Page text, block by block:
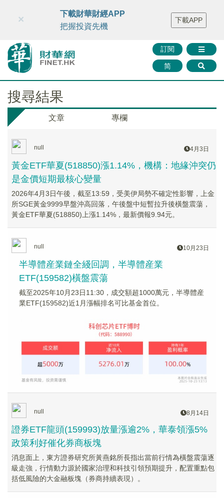
財華智庫網 FINTV FINMETA 財華證券 媒體矩陣
智庫沙龍
聯絡我們
訂閱
简
×
下載財華財經APP
把握投資先機
下載APP
搜尋結果
文章 專欄
null 4月3日
黃金ETF華夏(518850)漲1.14%，機構：地緣沖突仍
是金價短期最核心變量
2026年4月3日午後，截至13:59，受美伊局勢不確定性影響，上金
所SGE黃金9999早盤沖高回落，午後盤中短暫拉升後橫盤震蕩，
黃金ETF華夏(518850)上漲1.14%，最新價報9.94元。
null 10月23日
半導體産業鏈全綫回調，半導體産業
ETF(159582)橫盤震蕩
截至2025年10月23日11:30，成交額超1000萬元，半導體産
業ETF(159582)近1月漲幅排名可比基金首位。
null 8月14日
證券ETF龍頭(159993)放量漲逾2%，華泰領漲5%
政策利好催化券商板塊
消息面上，東方證券研究所黃燕銘所長指出當前行情為橫盤震蕩逐
級走強，行情動力源於國家治理和科技引領預期提升，配置重點包
括低風險的大金融板塊（券商持續表現）。